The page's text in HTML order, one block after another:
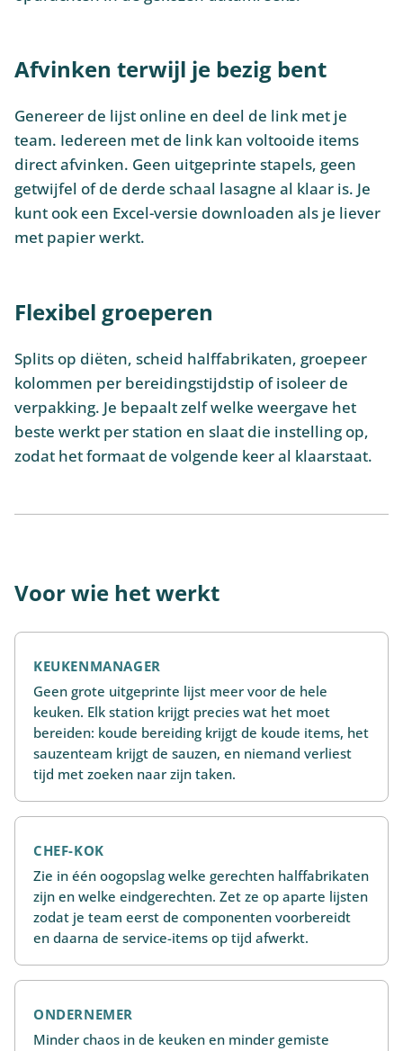
Afvinken terwijl je bezig bent
Genereer de lijst online en deel de link met je
team. Iedereen met de link kan voltooide items
direct afvinken. Geen uitgeprinte stapels, geen
getwijfel of de derde schaal lasagne al klaar is. Je
kunt ook een Excel-versie downloaden als je liever
met papier werkt.
Flexibel groeperen
Splits op diëten, scheid halffabrikaten, groepeer
kolommen per bereidingstijdstip of isoleer de
verpakking. Je bepaalt zelf welke weergave het
beste werkt per station en slaat die instelling op,
zodat het formaat de volgende keer al klaarstaat.
Voor wie het werkt
KEUKENMANAGER
Geen grote uitgeprinte lijst meer voor de hele
keuken. Elk station krijgt precies wat het moet
bereiden: koude bereiding krijgt de koude items, het
sauzenteam krijgt de sauzen, en niemand verliest
tijd met zoeken naar zijn taken.
CHEF-KOK
Zie in één oogopslag welke gerechten halffabrikaten
zijn en welke eindgerechten. Zet ze op aparte lijsten
zodat je team eerst de componenten voorbereidt
en daarna de service-items op tijd afwerkt.
ONDERNEMER
Minder chaos in de keuken en minder gemiste